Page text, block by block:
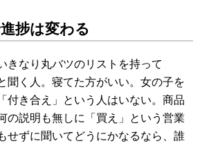
捗は変わる
きなり丸バツのリストを持って
聞く人。寝てた方がいい。女の子を
付き合え」という人はいない。商品
の説明も無しに「買え」という営業
せずに聞いてどうにかなるなら、誰